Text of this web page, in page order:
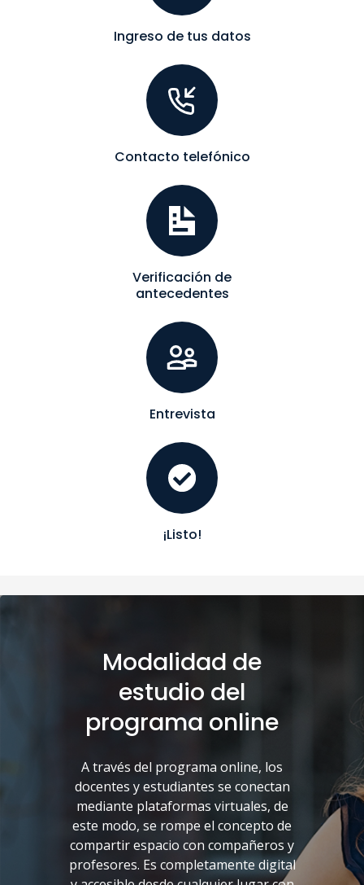
Ingreso de tus datos
Contacto telefónico
Verificación de
antecedentes
Entrevista
¡Listo!
Modalidad de
estudio del
programa online
A través del programa online, los
docentes y estudiantes se conectan
mediante plataformas virtuales, de
este modo, se rompe el concepto de
compartir espacio con compañeros y
profesores. Es completamente digital